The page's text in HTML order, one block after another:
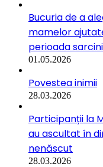
Bucuria de a
mamelor
perioada
01.05.2026
Povestea inimii
28.03.2026
Participanții la
au ascultat în
nenăscut
28.03.2026